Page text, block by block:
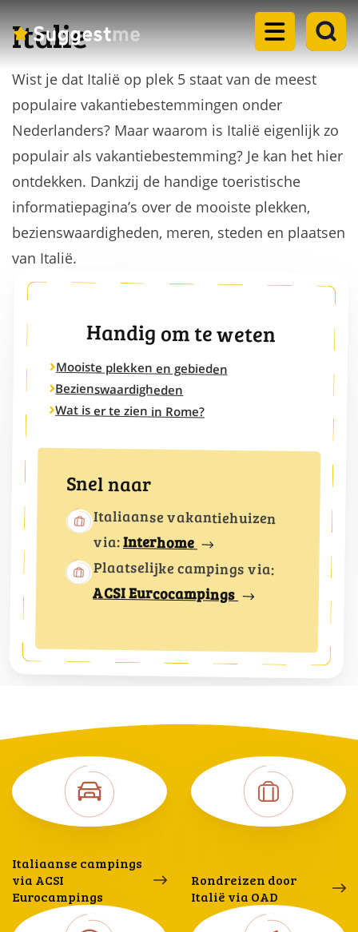
Home
Landen
dropdown
Eilanden
dropdown
menu
Steden
dropdown
Meren
menu
Rondreizen
menu
Blogs
Italie
Wist je dat Italië op plek 5 staat van de meest
populaire vakantiebestemmingen onder
Nederlanders? Maar waarom is Italië eigenlijk zo
populair als vakantiebestemming? Je kan het hier
ontdekken. Dankzij de handige toeristische
informatiepagina’s over de mooiste plekken,
bezienswaardigheden, meren, steden en plaatsen
van Italië.
Handig om te weten
Mooiste plekken en gebieden
Bezienswaardigheden
Wat is er te zien in Rome?
Snel naar
Italiaanse vakantiehuizen
via:Interhome
Plaatselijke campings via:
ACSI Eurcocampings
Italiaanse campings
via ACSI
Eurocampings
Rondreizen door
Italië via OAD